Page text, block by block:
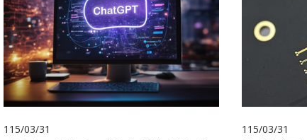
115/03/31 115/03/31